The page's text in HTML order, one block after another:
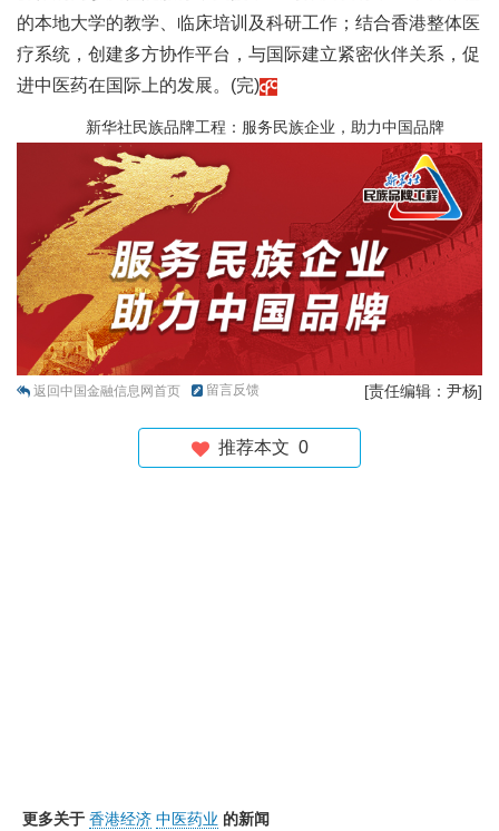
的本地大学的教学、临床培训及科研工作；结合香港整体医
疗系统，创建多方协作平台，与国际建立紧密伙伴关系，促
进中医药在国际上的发展。(完)
新华社民族品牌工程：服务民族企业，助力中国品牌
返回中国金融信息网首页 留言反馈 [责任编辑：尹杨]
推荐本文 0
更多关于 香港经济 中医药业 的新闻